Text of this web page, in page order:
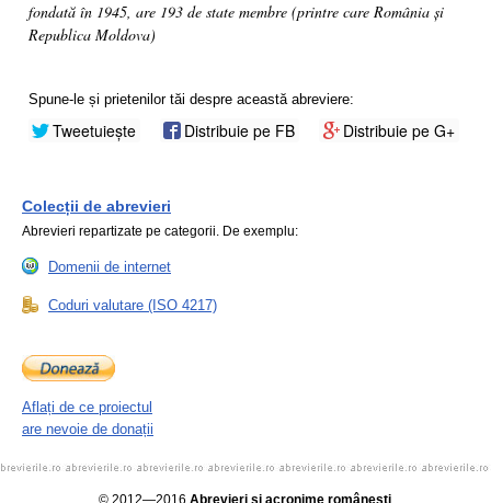
fondată în 1945, are 193 de state membre (printre care România și
Republica Moldova)
Spune-le și prietenilor tăi despre această abreviere:
Tweetuiește Distribuie pe FB Distribuie pe G+
Colecții de abrevieri
Abrevieri repartizate pe categorii. De exemplu:
Domenii de internet
Coduri valutare (ISO 4217)
Aflați de ce proiectul
are nevoie de donații
© 2012—2016 Abrevieri și acronime românești